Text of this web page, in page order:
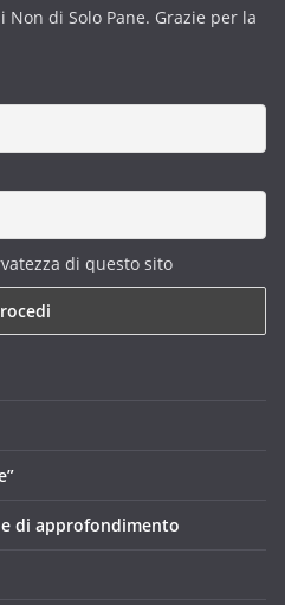
di Solo Pane. Grazie per la
di questo sito
di approfondimento